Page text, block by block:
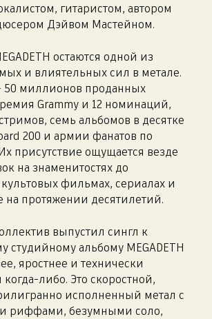
гитаристом, автором
Дэйвом Мастейном.
остаются одной из
и влиятельных сил в метале.
50 миллионов проданных
Grammy и 12 номинаций,
семь альбомов в десятке
200 и армии фанатов по
присутствие ощущается везде
на знаменитостях до
фильмах, сериалах и
на протяжении десятилетий.
выпустил сингл к
студийному альбому MEGADETH
яростнее и технически
либо. Это скоростной,
исполненный метал с
риффами, безумными соло,